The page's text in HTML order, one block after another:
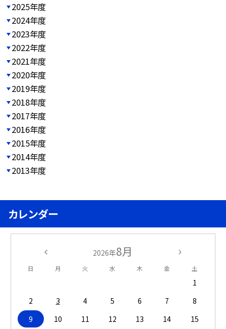
2025年度
2024年度
2023年度
2022年度
2021年度
2020年度
2019年度
2018年度
2017年度
2016年度
2015年度
2014年度
2013年度
カレンダー
2026年8月
日 月 火 水 木 金 土
1
2
3 4 5 6 7
8
9
10 11 12 13 14
15